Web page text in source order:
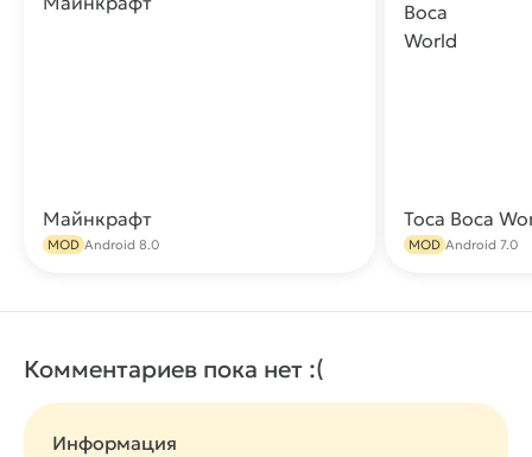
Майнкрафт
MOD Android 8.0
Toca Boca
MOD Android 7.0
Комментариев пока нет :(
Информация